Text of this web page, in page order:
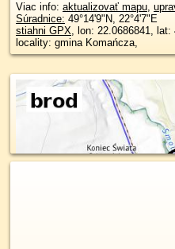
Viac info: aktualizovať mapu,
Súradnice: 49°14'9"N, 22°4'7"E
stiahni GPX, lon: 22.0686841,
locality: gmina Komańcza,